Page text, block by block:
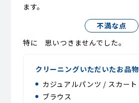
ます。
不満な点
特に 思いつきませんでした。
クリーニングいただいたお品物
カジュアルパンツ / スカート
ブラウス